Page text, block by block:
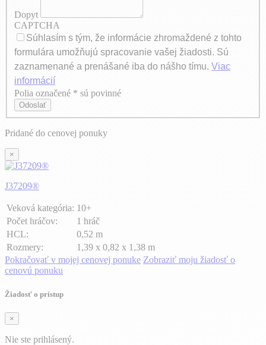
Dopyt
CAPTCHA
Súhlasím s tým, že informácie zhromaždené z tohto
formulára umožňujú spracovanie vašej žiadosti. Sú
zaznamenané a prenášané iba do nášho tímu. Viac
informácií
Axeptio consent
Polia označené * sú povinné
Odoslať
Pridané do cenovej ponuky
×
J37209®
Veková kategória: 10+
Počet hráčov:
1 hráč
HCL:
0,52 m
Rozmery:
1,39 x 0,82 x 1,38 m
Pokračovať v mojej cenovej ponuke Zobraziť moju žiadosť o
cenovú ponuku
Žiadosť o prístup
×
Nie ste prihlásený.